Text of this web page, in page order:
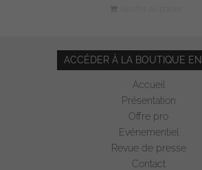
ACCÉDER À LA BOUTIQUE
Accueil
Présentation
Offre pro
Evénementiel
Revue de presse
Contact